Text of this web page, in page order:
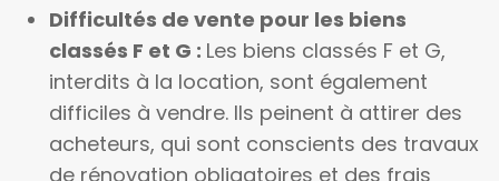
Difficultés de vente pour les biens
classés F et G : Les biens classés F et G,
interdits à la location, sont également
difficiles à vendre. Ils peinent à attirer des
acheteurs, qui sont conscients des travaux
de rénovation obligatoires et des frais